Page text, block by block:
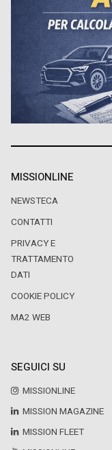
MISSIONLINE
NEWSTECA
CONTATTI
PRIVACY E
TRATTAMENTO
DATI
COOKIE POLICY
MA2 WEB
SEGUICI SU
MISSIONLINE
MISSION MAGAZINE
MISSION FLEET